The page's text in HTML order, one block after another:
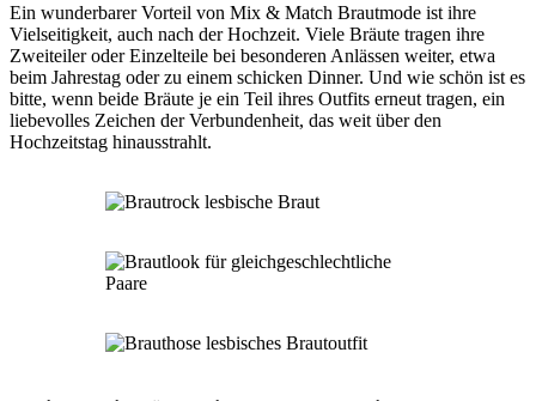
Ein wunderbarer Vorteil von Mix & Match Brautmode ist ihre
Vielseitigkeit, auch nach der Hochzeit. Viele Bräute tragen ihre
Zweiteiler oder Einzelteile bei besonderen Anlässen weiter, etwa
beim Jahrestag oder zu einem schicken Dinner. Und wie schön ist es
bitte, wenn beide Bräute je ein Teil ihres Outfits erneut tragen, ein
liebevolles Zeichen der Verbundenheit, das weit über den
Hochzeitstag hinausstrahlt.